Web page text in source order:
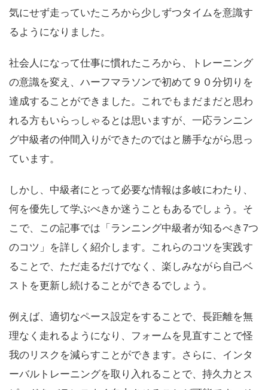
気にせず走っていたころから少しずつタイムを意識す
るようになりました。
社会人になって仕事に慣れたころから、トレーニング
の意識を変え、ハーフマラソンで初めて９０分切りを
達成することができました。これでもまだまだと思わ
れる方もいらっしゃるとは思いますが、一応ランニン
グ中級者の仲間入りができたのではと勝手ながら思っ
ています。
しかし、中級者にとって必要な情報は多岐にわたり、
何を優先して学ぶべきか迷うこともあるでしょう。そ
こで、この記事では「ランニング中級者が知るべき7つ
のコツ」を詳しく紹介します。これらのコツを実践す
ることで、ただ走るだけでなく、楽しみながら自己ベ
ストを更新し続けることができるでしょう。
例えば、適切なペース設定をすることで、長距離を無
理なく走れるようになり、フォームを見直すことで怪
我のリスクを減らすことができます。さらに、インタ
ーバルトレーニングを取り入れることで、持久力とス